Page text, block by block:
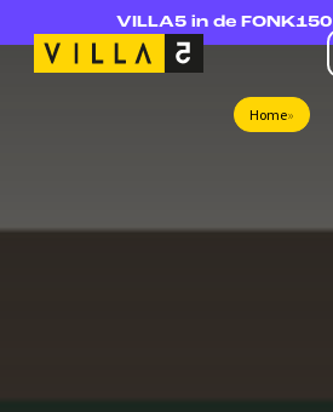
VILLA5 in de FONK150
Home»